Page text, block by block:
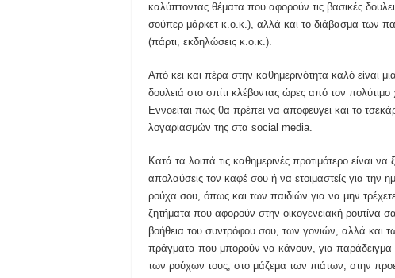
καλύπτοντας θέματα που αφορούν τις βασικές
σούπερ μάρκετ κ.ο.κ.), αλλά και το διάβασμα των
(πάρτι, εκδηλώσεις κ.ο.κ.).
Από κει και πέρα στην καθημερινότητα καλό είναι
δουλειά στο σπίτι κλέβοντας ώρες από τον πολύτιμο
Εννοείται πως θα πρέπει να αποφεύγει και το
λογαριασμών της στα social media.
Κατά τα λοιπά τις καθημερινές προτιμότερο είναι
απολαύσεις τον καφέ σου ή να ετοιμαστείς για την
ρούχα σου, όπως και των παιδιών για να μην
ζητήματα που αφορούν στην οικογενειακή ρουτίνα
βοήθεια του συντρόφου σου, των γονιών, αλλά και
πράγματα που μπορούν να κάνουν, για παράδειγμα
των ρούχων τους, στο μάζεμα των πιάτων, στην